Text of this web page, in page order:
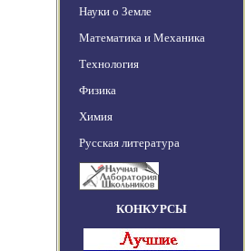
Науки о Земле
Математика и Механика
Технология
Физика
Химия
Русская литература
КОНКУРСЫ